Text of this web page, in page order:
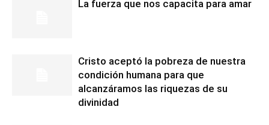
La fuerza que nos capacita para amar
Cristo aceptó la pobreza de nuestra
condición humana para que
alcanzáramos las riquezas de su
divinidad